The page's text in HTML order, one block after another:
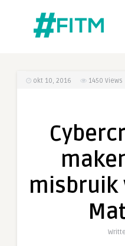
okt 10, 2016 1450 Views
misbruik